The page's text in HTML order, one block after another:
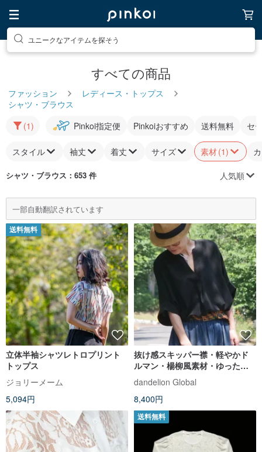
ユニークなアイテムを探そう
すべての商品
ファッション
レディース・トップス
シャツ・ブラウス
(1)
Pinkoi指定便 Pinkoiおすすめ 送料無料 セ
スタイル 袖丈 着丈 サイズ 素材(1)
シャツ・ブラウス ：653 件 人気順
一部自動翻訳されています
送料無料
立体半袖シャツレトロプリント
トップス
ジョリーメーム
5,094円
抜け感スキッパー襟・軽やかド
ルマン・楊柳風素材・ゆったり
体型カバー・薄手ストレッチ・
ブラウス・シャツ・ブラック・
d-tp3015
dandelion Global
8,400円
送料無料